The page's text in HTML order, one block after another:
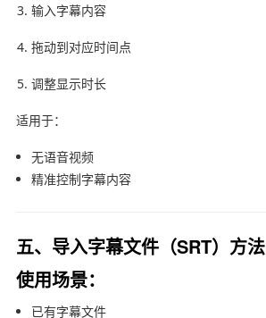
输入字幕内容
拖动到对应时间点
调整显示时长
适用于：
无语音视频
精准控制字幕内容
五、导入字幕文件（SRT）方法
使用场景：
已有字幕文件